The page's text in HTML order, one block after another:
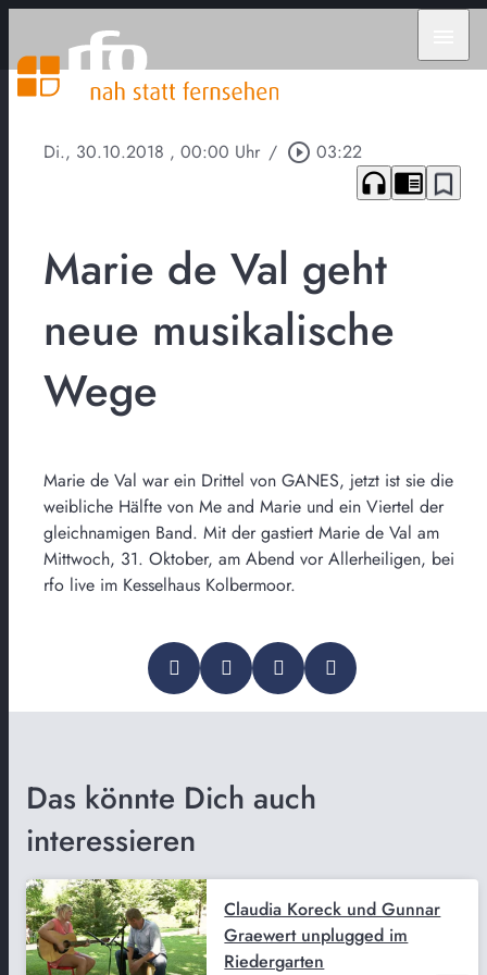
Di., 30.10.2018 , 00:00 Uhr / play_circle_outline 03:22
headphones chrome_reader_mode bookmark_border
Marie de Val geht
neue musikalische
Wege
Marie de Val war ein Drittel von GANES, jetzt ist sie die
weibliche Hälfte von Me and Marie und ein Viertel der
gleichnamigen Band. Mit der gastiert Marie de Val am
Mittwoch, 31. Oktober, am Abend vor Allerheiligen, bei
rfo live im Kesselhaus Kolbermoor.
Das könnte Dich auch
interessieren
Claudia Koreck und Gunnar
Graewert unplugged im
Riedergarten